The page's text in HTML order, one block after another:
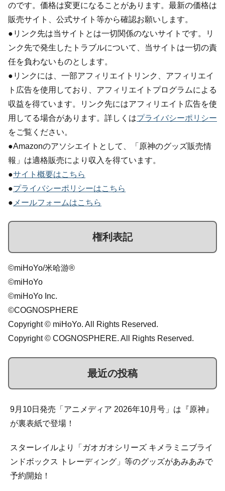
のです。価格は変更になることがあります。最新の価格は
販売サイト、公式サイト等から確認お願いします。
●リンク先は当サイトとは一切関係のないサイトです。リ
ンク先で発生したトラブルについて、当サイトは一切の責
任を負わないものとします。
●リンクには、一部アフィリエイトリンク、アフィリエイ
ト広告を使用しており、アフィリエイトプログラムによる
収益を得ています。リンク先にはアフィリエイト広告を使
用してる場合があります。詳しくはプライバシーポリシー
をご覧ください。
●Amazonのアソシエイトとして、「原神のグッズ販売情
報」は適格販売により収入を得ています。
●サイト概要はこちら
●プライバシーポリシーはこちら
● メールフォームはこちら
権利表記
©miHoYo/米哈游®
©miHoYo
©miHoYo Inc.
©COGNOSPHERE
Copyright © miHoYo. All Rights Reserved.
Copyright © COGNOSPHERE. All Rights Reserved.
最近の投稿
9月10日発売「アニメディア 2026年10月号」は『原神』
が裏表紙で登場！
スターレイルより「ガオガオシリーズ キメラミニブライ
ンドボックス トレーディング」等のグッズがあみあみで
予約開始！